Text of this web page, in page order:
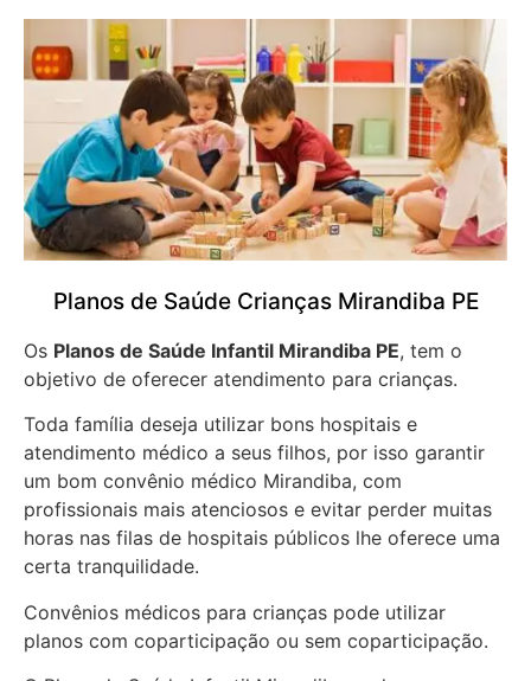
Planos de Saúde Crianças Mirandiba PE
Os Planos de Saúde Infantil Mirandiba PE, tem o
objetivo de oferecer atendimento para crianças.
Toda família deseja utilizar bons hospitais e
atendimento médico a seus filhos, por isso garantir
um bom convênio médico Mirandiba, com
profissionais mais atenciosos e evitar perder muitas
horas nas filas de hospitais públicos lhe oferece uma
certa tranquilidade.
Convênios médicos para crianças pode utilizar
planos com coparticipação ou sem coparticipação.